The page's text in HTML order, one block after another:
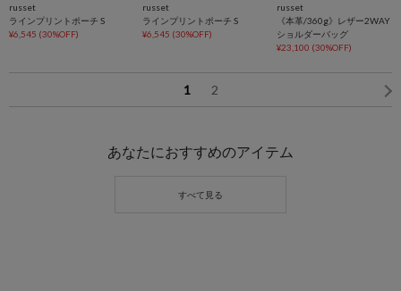
russet
ラインプリントポーチ S
¥6,545 (30%OFF)
russet
ラインプリントポーチ S
¥6,545 (30%OFF)
russet
《本革/360g》レザー2WAY
ショルダーバッグ
¥23,100 (30%OFF)
1 2
あなたにおすすめのアイテム